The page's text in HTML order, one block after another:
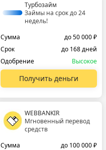
Турбозайм
Займы на срок до 24
недель!
Сумма
до 50 000 ₽
Срок
до 168 дней
Одобрение
Высокое
Получить деньги
WEBBANKIR
Мгновенный перевод
средств
Сумма
до 100 000 ₽